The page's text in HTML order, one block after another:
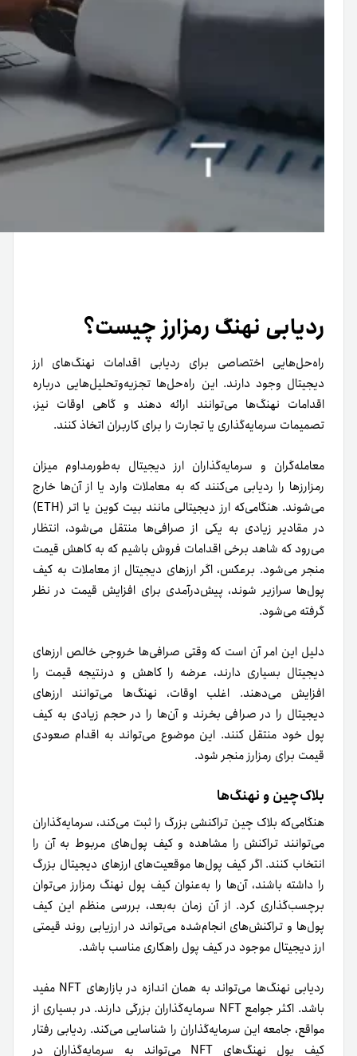
ردیابی نهنگ رمزارز چیست؟
راه‌حل‌هایی اختصاصی برای ردیابی اقدامات نهنگ‌های ارز
دیجیتال وجود دارند. این راه‌حل‌ها تجزیه‌و‌تحلیل‌هایی درباره
اقدامات نهنگ‌ها می‌توانند ارائه دهند و گاهی اوقات نیز،
تصمیمات سرمایه‌گذاری یا تجارت را برای کاربران اتخاذ کنند.
معامله‌گران و سرمایه‌گذاران ارز دیجیتال به‌طور‌مداوم میزان
رمزارزها را ردیابی می‌کنند که به معاملات وارد یا از آن‌ها خارج
می‌شوند. هنگامی‌که ارز دیجیتالی مانند بیت کوین یا اتر (ETH)
در مقادیر زیادی به یکی از صرافی‌ها منتقل می‌شود، انتظار
می‌رود که شاهد برخی اقدامات فروش باشیم که به کاهش قیمت
منجر می‌شود. برعکس، اگر ارزهای دیجیتال از معاملات به کیف
پول‌ها سرازیر شوند، پیش‌درآمدی برای افزایش قیمت در نظر
گرفته می‌شود.
دلیل این امر آن است که وقتی صرافی‌ها خروجی خالص ارزهای
دیجیتال بسیاری دارند، عرضه را کاهش و در‌نتیجه قیمت را
افزایش می‌دهند. اغلب اوقات، نهنگ‌ها می‌توانند ارزهای
دیجیتال را در صرافی بخرند و آن‌ها را در حجم زیادی به کیف
پول خود منتقل کنند. این موضوع می‌تواند به اقدام صعودی
قیمت برای رمزارز منجر شود.
بلاک‌چین و نهنگ‌ها
هنگامی‌که بلاک چین تراکنشی بزرگ را ثبت می‌کند، سرمایه‌گذاران
می‌توانند تراکنش را مشاهده و کیف پول‌های مربوط به آن را
انتخاب کنند. اگر کیف پول‌ها موقعیت‌های ارزهای دیجیتال بزرگ
را داشته باشند، آن‌ها را به‌عنوان کیف پول نهنگ رمزارز می‌توان
برچسب‌گذاری کرد. از آن زمان به‌بعد، بررسی منظم این کیف
پول‌ها و تراکنش‌های انجام‌شده می‌تواند در ارزیابی روند قیمتی
ارز دیجیتال موجود در کیف پول راهکاری مناسب باشد.
ردیابی نهنگ‌ها می‌تواند به همان اندازه در بازارهای NFT مفید
باشد. اکثر جوامع NFT سرمایه‌گذاران بزرگی دارند. در بسیاری از
مواقع، جامعه این سرمایه‌گذاران را شناسایی می‌کند. ردیابی رفتار
کیف پول نهنگ‌های NFT می‌تواند به سرمایه‌گذاران در